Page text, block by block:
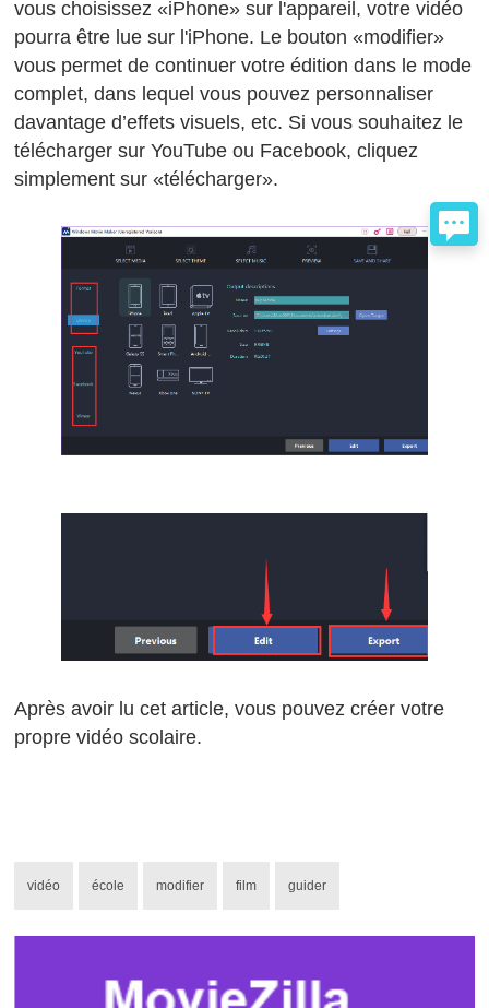
vous choisissez «iPhone» sur l'appareil, votre vidéo
pourra être lue sur l'iPhone. Le bouton «modifier»
vous permet de continuer votre édition dans le mode
complet, dans lequel vous pouvez personnaliser
davantage d’effets visuels, etc. Si vous souhaitez le
télécharger sur YouTube ou Facebook, cliquez
simplement sur «télécharger».
Après avoir lu cet article, vous pouvez créer votre
propre vidéo scolaire.
vidéo école modifier film guider